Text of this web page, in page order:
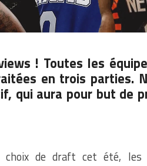
! Toutes les
en trois parties.
qui aura pour but de
choix de draft cet été, les